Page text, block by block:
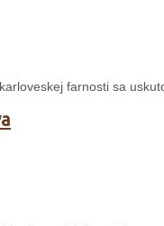
farnosti sa